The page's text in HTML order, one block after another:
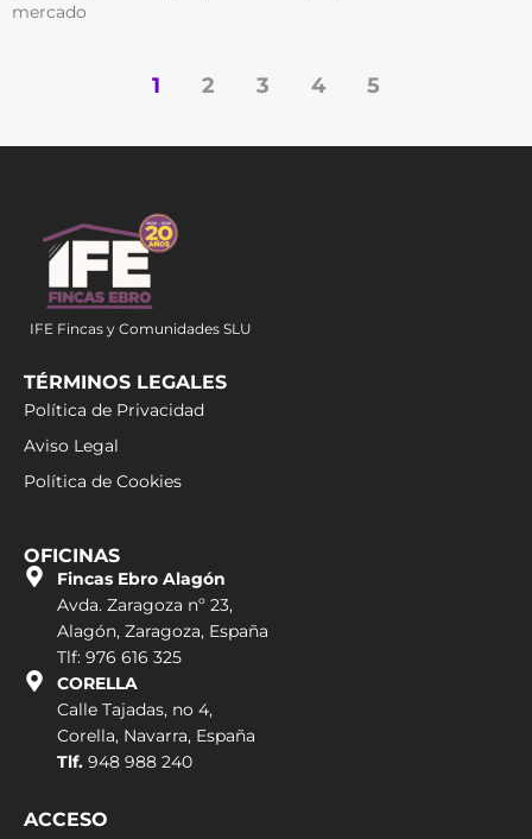
mercado
1 2 3 4 5
IFE Fincas y Comunidades SLU
TÉRMINOS LEGALES
Política de Privacidad
Aviso Legal
Política de Cookies
OFICINAS
Fincas Ebro Alagón
Avda. Zaragoza nº 23,
Alagón, Zaragoza, España
Tlf: 976 616 325
CORELLA
Calle Tajadas, no 4,
Corella, Navarra, España
Tlf. 948 988 240
ACCESO